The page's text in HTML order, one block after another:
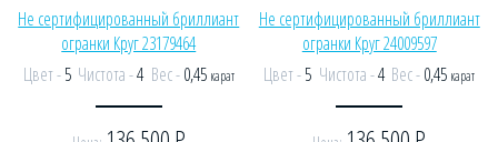
Не сертифицированный бриллиант
огранки Круг 23179464
Цвет -5 Чистота -4 Вес -0,45 карат
Не сертифицированный бриллиант
огранки Круг 24009597
Цвет -5 Чистота -4 Вес -0,45 карат